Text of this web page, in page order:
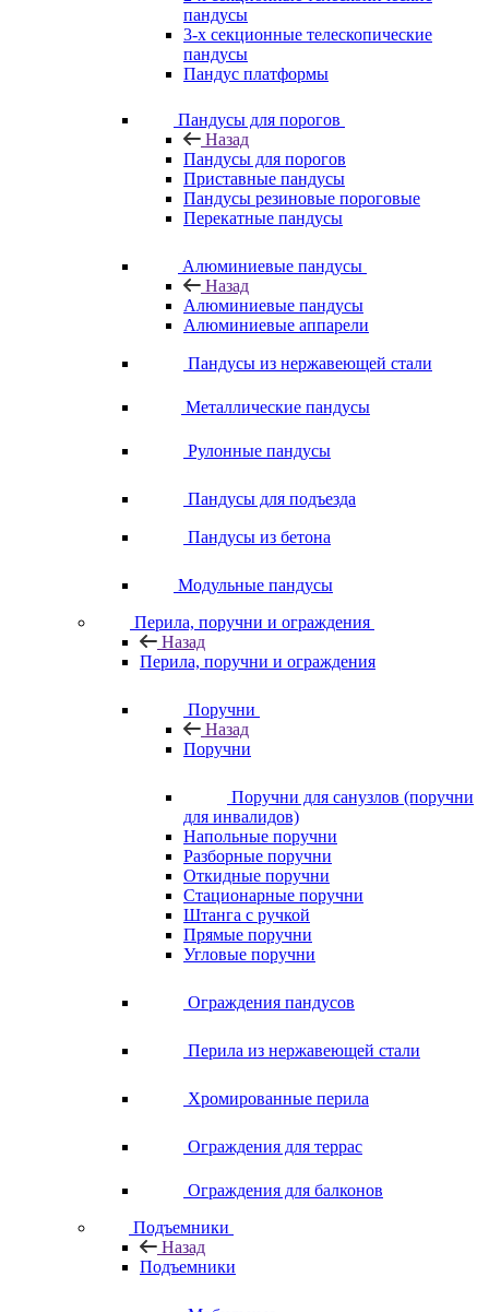
пандусы
3-х секционные телескопические
пандусы
Пандус платформы
Пандусы для порогов
Назад
Пандусы для порогов
Приставные пандусы
Пандусы резиновые пороговые
Перекатные пандусы
Алюминиевые пандусы
Назад
Алюминиевые пандусы
Алюминиевые аппарели
Пандусы из нержавеющей стали
Металлические пандусы
Рулонные пандусы
Пандусы для подъезда
Пандусы из бетона
Модульные пандусы
Перила, поручни и ограждения
Назад
Перила, поручни и ограждения
Поручни
Назад
Поручни
Поручни для санузлов (поручни
для инвалидов)
Напольные поручни
Разборные поручни
Откидные поручни
Стационарные поручни
Штанга с ручкой
Прямые поручни
Угловые поручни
Ограждения пандусов
Перила из нержавеющей стали
Хромированные перила
Ограждения для террас
Ограждения для балконов
Подъемники
Назад
Подъемники